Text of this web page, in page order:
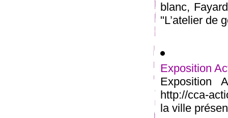
blanc,
"L’atelier de
Exposition
Exposition
http://cca-
la ville